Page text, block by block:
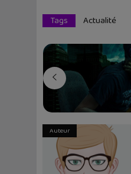
Tags Actualité
Auteur